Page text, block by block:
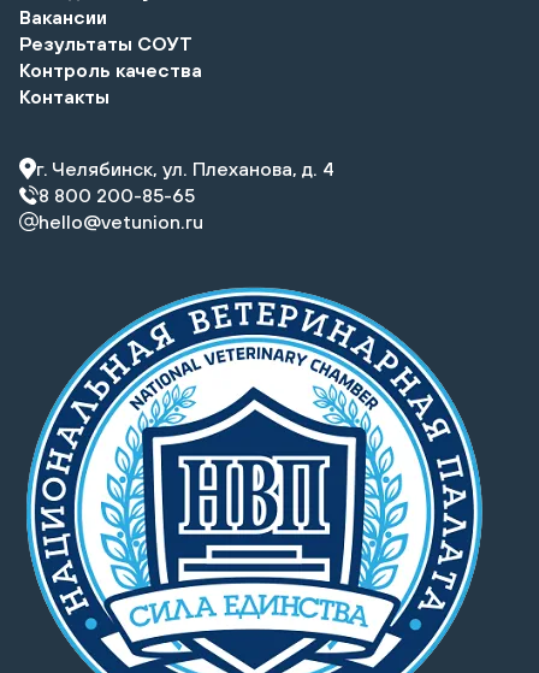
Вакансии
Результаты СОУТ
Контроль качества
Контакты
г. Челябинск, ул. Плеханова, д. 4
8 800 200-85-65
hello@vetunion.ru